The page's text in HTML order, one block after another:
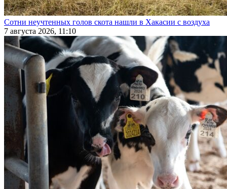
Сотни неучтенных голов скота нашли в Хакасии с воздуха
7 августа 2026, 11:10